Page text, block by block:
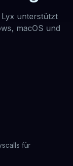
Lyx unterstützt
macOS und
für